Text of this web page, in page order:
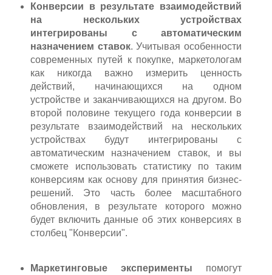
Конверсии в результате взаимодействий
на нескольких устройствах
интегрированы с автоматическим
назначением ставок. Учитывая особенности
современных путей к покупке, маркетологам
как никогда важно измерить ценность
действий, начинающихся на одном
устройстве и заканчивающихся на другом. Во
второй половине текущего года конверсии в
результате взаимодействий на нескольких
устройствах будут интегрированы с
автоматическим назначением ставок, и вы
сможете использовать статистику по таким
конверсиям как основу для принятия бизнес-
решений. Это часть более масштабного
обновления, в результате которого можно
будет включить данные об этих конверсиях в
столбец "Конверсии".
Маркетинговые эксперименты помогут